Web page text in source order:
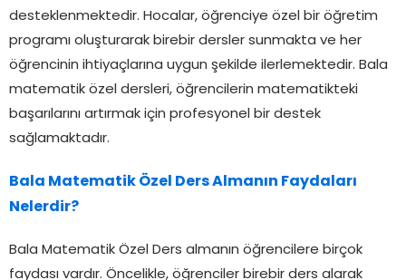
desteklenmektedir. Hocalar, öğrenciye özel bir öğretim
programı oluşturarak birebir dersler sunmakta ve her
öğrencinin ihtiyaçlarına uygun şekilde ilerlemektedir. Bala
matematik özel dersleri, öğrencilerin matematikteki
başarılarını artırmak için profesyonel bir destek
sağlamaktadır.
Bala Matematik Özel Ders Almanın Faydaları
Nelerdir?
Bala Matematik Özel Ders almanın öğrencilere birçok
faydası vardır. Öncelikle, öğrenciler birebir ders alarak